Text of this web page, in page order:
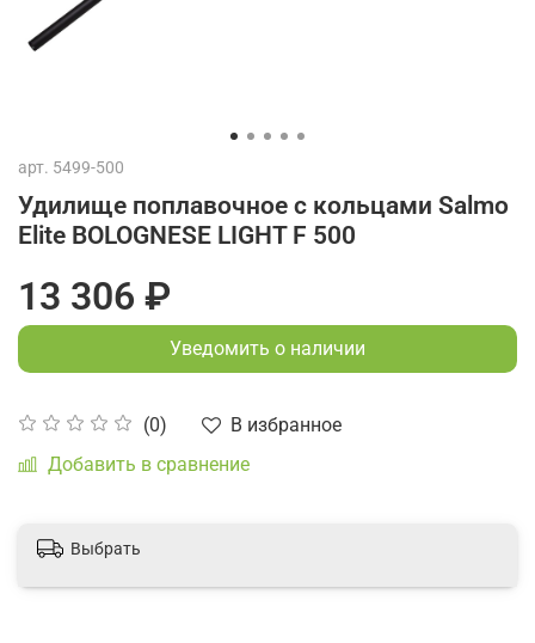
арт. 5499-500
Удилище поплавочное с кольцами Salmo
Elite BOLOGNESE LIGHT F 500
(0)
В избранное
Добавить в сравнение
13 306 ₽
Уведомить о наличии
Выбрать